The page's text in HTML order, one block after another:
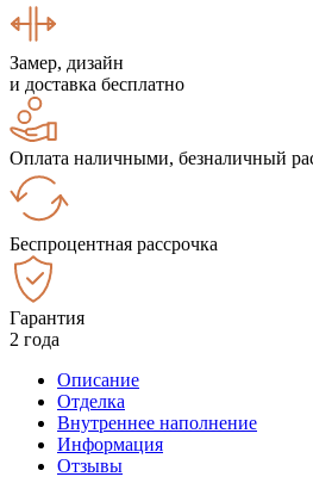
Замер, дизайн
и доставка бесплатно
Оплата наличными, безналичный
Беспроцентная рассрочка
Гарантия
2 года
Описание
Отделка
Внутреннее наполнение
Информация
Отзывы